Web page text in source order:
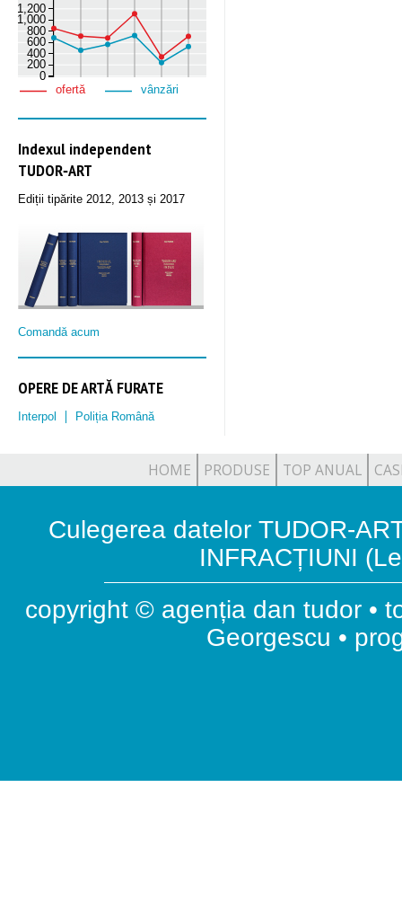
0
200
400
600
800
1,000
1,200
ofertă vânzări
Indexul independent
TUDOR‑ART
Ediții tipărite 2012, 2013 și 2017
Comandă acum
OPERE DE ARTĂ FURATE
Interpol Poliția Română
HOME PRODUSE TOP ANUAL
Culegerea datelor TUDOR-
INFRACȚIUNI
copyright © agenția dan tudor •
Georgescu •